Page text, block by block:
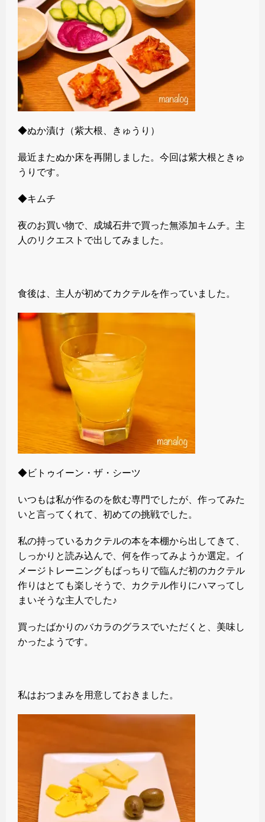
◆ぬか漬け（紫大根、きゅうり）
最近またぬか床を再開しました。今回は紫大根ときゅ
うりです。
◆キムチ
夜のお買い物で、成城石井で買った無添加キムチ。主
人のリクエストで出してみました。
食後は、主人が初めてカクテルを作っていました。
◆ビトゥイーン・ザ・シーツ
いつもは私が作るのを飲む専門でしたが、作ってみた
いと言ってくれて、初めての挑戦でした。
私の持っているカクテルの本を本棚から出してきて、
しっかりと読み込んで、何を作ってみようか選定。イ
メージトレーニングもばっちりで臨んだ初のカクテル
作りはとても楽しそうで、カクテル作りにハマってし
まいそうな主人でした♪
買ったばかりのバカラのグラスでいただくと、美味し
かったようです。
私はおつまみを用意しておきました。